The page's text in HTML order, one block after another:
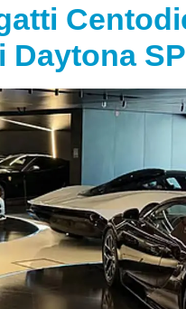
Daytona